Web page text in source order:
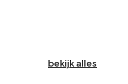
bekijk alles